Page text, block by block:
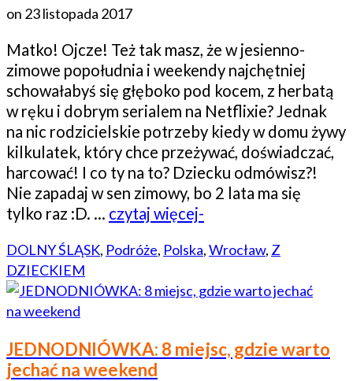
on 23 listopada 2017
Matko! Ojcze! Też tak masz, że w jesienno-
zimowe popołudnia i weekendy najchętniej
schowałabyś się głęboko pod kocem, z herbatą
w ręku i dobrym serialem na Netflixie? Jednak
na nic rodzicielskie potrzeby kiedy w domu żywy
kilkulatek, który chce przeżywać, doświadczać,
harcować! I co ty na to? Dziecku odmówisz?!
Nie zapadaj w sen zimowy, bo 2 lata ma się
tylko raz :D. … czytaj więcej-
DOLNY ŚLĄSK, Podróże, Polska,Wrocław, Z
DZIECKIEM
JEDNODNIÓWKA: 8 miejsc, gdzie warto
jechać na weekend